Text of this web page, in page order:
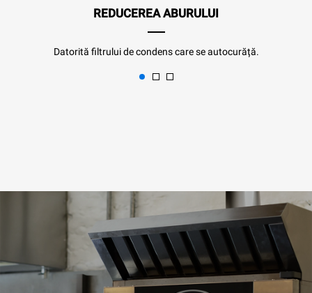
REDUCEREA ABURULUI
Datorită filtrului de condens care se autocurăță.